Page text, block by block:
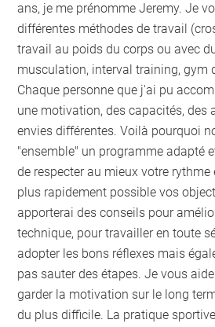
ans, je me prénomme Jeremy. Je
différentes méthodes de travail
travail au poids du corps ou avec
musculation, interval training, gym
Chaque personne que j'ai pu
une motivation, des capacités, des
envies différentes. Voilà pourquoi
"ensemble" un programme adapté
de respecter au mieux votre rythme
plus rapidement possible vos
apporterai des conseils pour
technique, pour travailler en toute
adopter les bons réflexes mais
pas sauter des étapes. Je vous
garder la motivation sur le long
du plus difficile. La pratique